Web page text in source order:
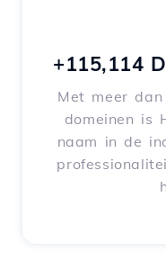
+115,114
Met meer
domeinen is
naam in de